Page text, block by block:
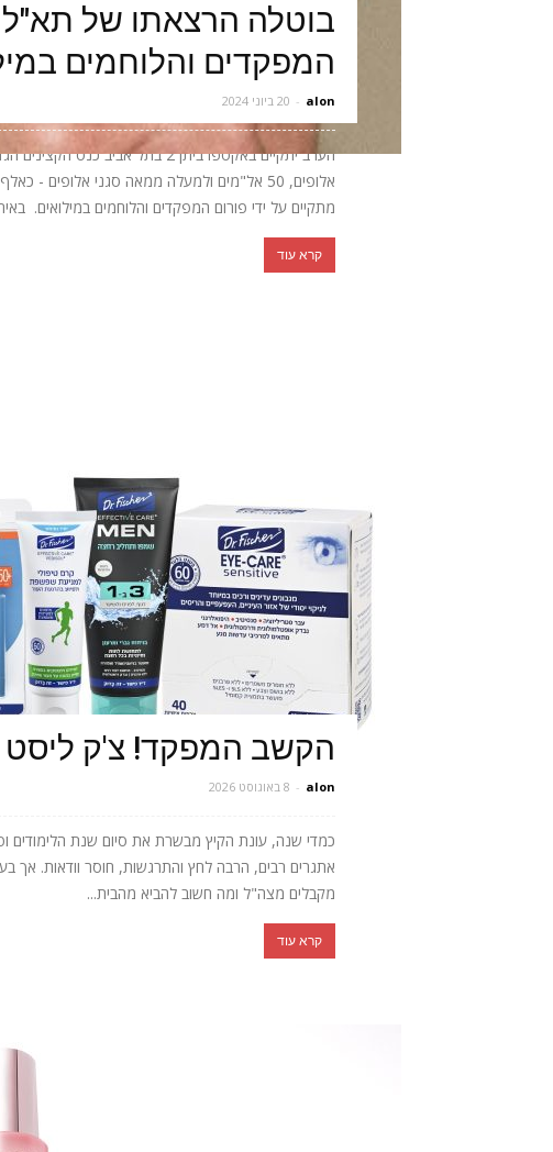
בוטלה הרצאתו של תא"ל
המפקדים והלוחמים
alon
- 20 ביוני 2024
אלופים, 50 אל"מים ולמעלה ממאה סגני אלופים
מתקיים על ידי פורום המפקדים והלוחמים במילואים.
קרא עוד
הקשב המפקד! צ'ק ליסט
alon
- 8 באוגוסט 2026
כמדי שנה, עונת הקיץ מבשרת את סיום שנת הלימודים
אתגרים רבים, הרבה לחץ והתרגשות, חוסר וודאות. אך
מקבלים מצה"ל ומה חשוב להביא מהבית...
קרא עוד